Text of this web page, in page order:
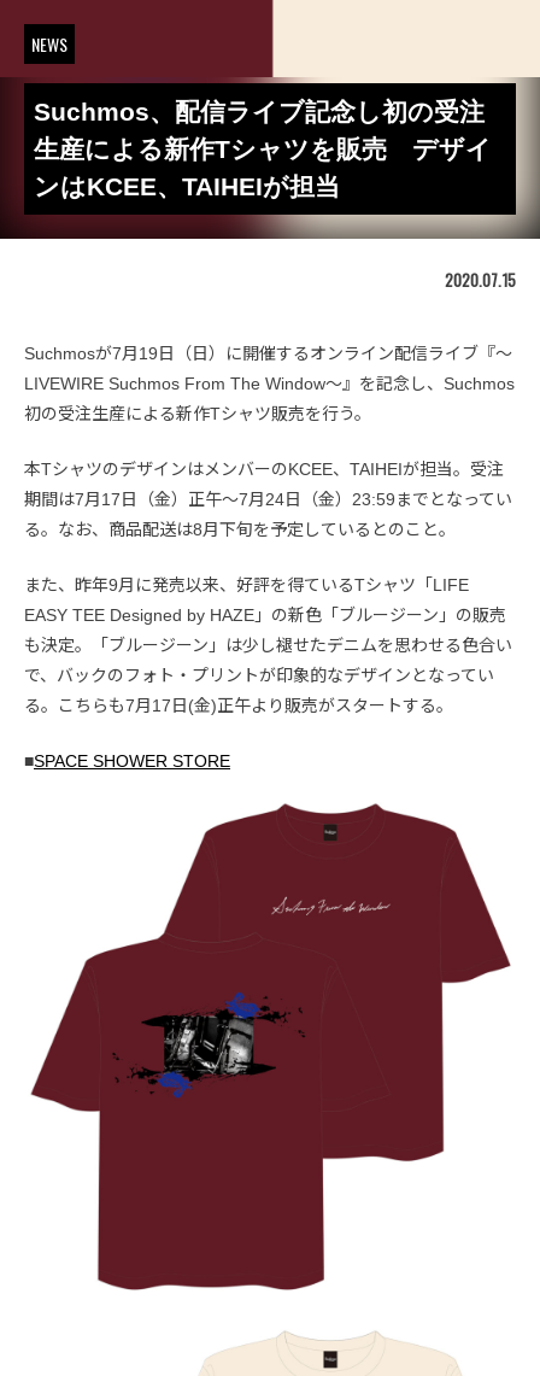
NEWS
Suchmos、配信ライブ記念し初の受注
生産による新作Tシャツを販売 デザイ
ンはKCEE、TAIHEIが担当
2020.07.15
Suchmosが7月19日（日）に開催するオンライン配信ライブ『～
LIVEWIRE Suchmos From The Window～』を記念し、Suchmos
初の受注生産による新作Tシャツ販売を行う。
本TシャツのデザインはメンバーのKCEE、TAIHEIが担当。受注
期間は7月17日（金）正午〜7月24日（金）23:59までとなってい
る。なお、商品配送は8月下旬を予定しているとのこと。
また、昨年9月に発売以来、好評を得ているTシャツ「LIFE
EASY TEE Designed by HAZE」の新色「ブルージーン」の販売
も決定。「ブルージーン」は少し褪せたデニムを思わせる色合い
で、バックのフォト・プリントが印象的なデザインとなってい
る。こちらも7月17日(金)正午より販売がスタートする。
■SPACE SHOWER STORE